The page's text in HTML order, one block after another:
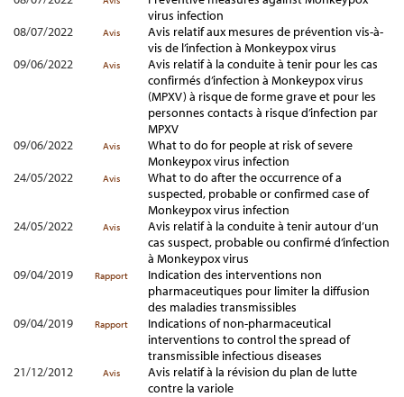
virus infection
08/07/2022
Avis
Avis relatif aux mesures de prévention vis-à-
vis de l’infection à Monkeypox virus
09/06/2022
Avis
Avis relatif à la conduite à tenir pour les cas
confirmés d’infection à Monkeypox virus
(MPXV) à risque de forme grave et pour les
personnes contacts à risque d’infection par
MPXV
09/06/2022
Avis
What to do for people at risk of severe
Monkeypox virus infection
24/05/2022
Avis
What to do after the occurrence of a
suspected, probable or confirmed case of
Monkeypox virus infection
24/05/2022
Avis
Avis relatif à la conduite à tenir autour d’un
cas suspect, probable ou confirmé d’infection
à Monkeypox virus
09/04/2019
Rapport
Indication des interventions non
pharmaceutiques pour limiter la diffusion
des maladies transmissibles
09/04/2019
Rapport
Indications of non-pharmaceutical
interventions to control the spread of
transmissible infectious diseases
21/12/2012
Avis
Avis relatif à la révision du plan de lutte
contre la variole